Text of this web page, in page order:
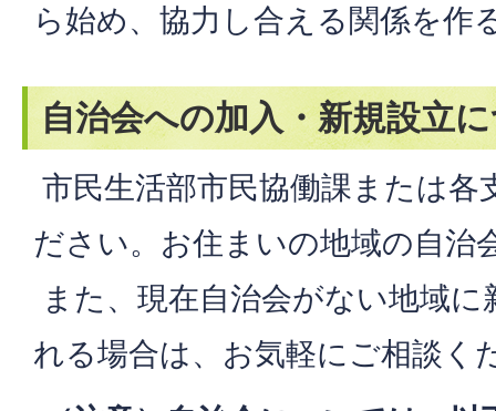
ら始め、協力し合える関係を作
自治会への加入・新規設立
市民生活部市民協働課または各
ださい。お住まいの地域の自治
また、現在自治会がない地域
れる場合は、お気軽にご相談く